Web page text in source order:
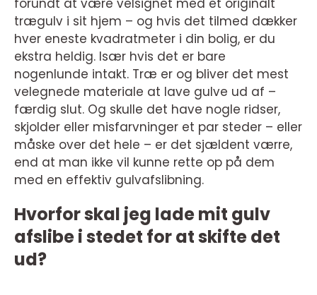
forundt at være velsignet med et originalt
trægulv i sit hjem – og hvis det tilmed dækker
hver eneste kvadratmeter i din bolig, er du
ekstra heldig. Især hvis det er bare
nogenlunde intakt. Træ er og bliver det mest
velegnede materiale at lave gulve ud af –
færdig slut. Og skulle det have nogle ridser,
skjolder eller misfarvninger et par steder – eller
måske over det hele – er det sjældent værre,
end at man ikke vil kunne rette op på dem
med en effektiv gulvafslibning.
Hvorfor skal jeg lade mit gulv
afslibe i stedet for at skifte det
ud?